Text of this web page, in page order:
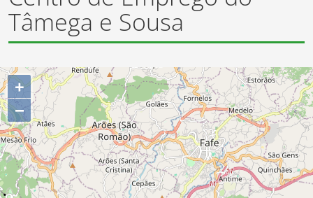
Tâmega e Sousa
+
−